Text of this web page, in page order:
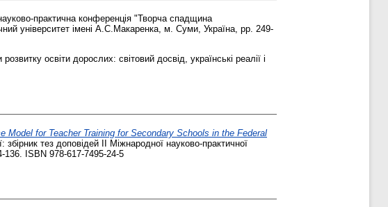
практична конференція "Творча спадщина
університет імені А.С.Макаренка, м. Суми, Україна, pp. 249-
освіти дорослих: світовий досвід, українські реалії і
for Teacher Training for Secondary Schools in the Federal
тез доповідей ІІ Міжнародної науково-практичної
136. ISBN 978-617-7495-24-5